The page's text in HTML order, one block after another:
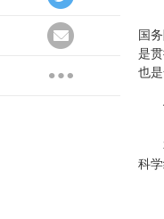
国
是
也
科